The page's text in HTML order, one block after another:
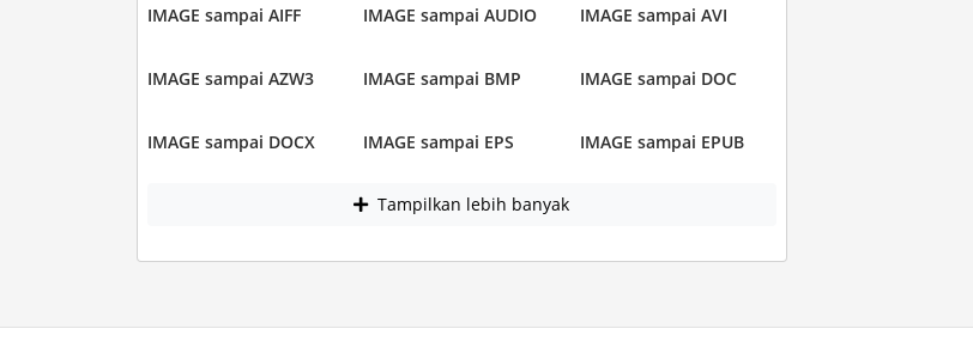
IMAGE sampai AIFF IMAGE sampai AUDIO IMAGE sampai AVI
IMAGE sampai AZW3 IMAGE sampai BMP IMAGE sampai DOC
IMAGE sampai DOCX IMAGE sampai EPS IMAGE sampai EPUB
Tampilkan lebih banyak